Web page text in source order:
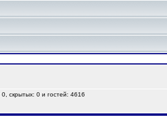
0, скрытых: 0 и гостей: 4616